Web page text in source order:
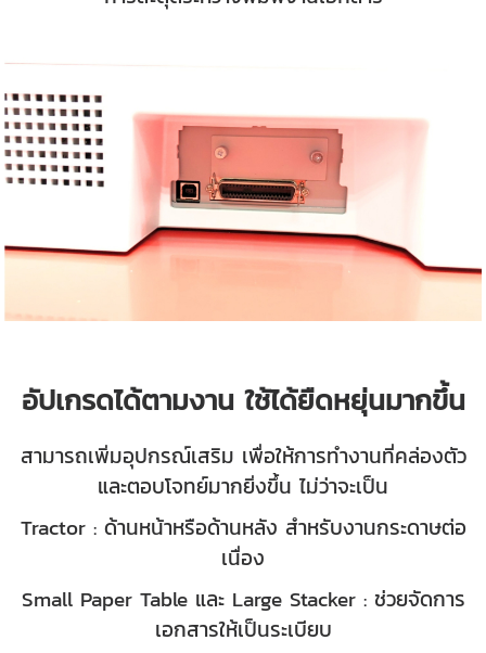
อัปเกรดได้ตามงาน ใช้ได้ยืดหยุ่นมากขึ้น
สามารถเพิ่มอุปกรณ์เสริม เพื่อให้การทำงานที่คล่องตัว
และตอบโจทย์มากยิ่งขึ้น ไม่ว่าจะเป็น
Tractor : ด้านหน้าหรือด้านหลัง สำหรับงานกระดาษต่อ
เนื่อง
Small Paper Table และ Large Stacker : ช่วยจัดการ
เอกสารให้เป็นระเบียบ